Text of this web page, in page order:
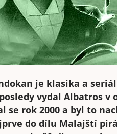
je klasika a
vydal Albatros v
se rok 2000 a byl to
do dílu Malajští